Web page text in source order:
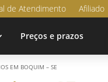
de Atendimento Afiliado
Preços e prazos
EM BOQUIM – SE